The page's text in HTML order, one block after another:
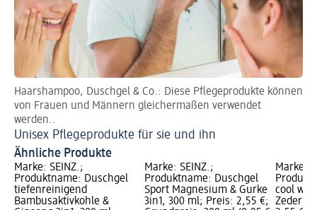
Haarshampoo, Duschgel & Co.: Diese Pflegeprodukte können
von Frauen und Männern gleichermaßen verwendet
werden..
Unisex Pflegeprodukte für sie und ihn
Ähnliche Produkte
Marke: SEINZ.;
Produktname: Duschgel
tiefenreinigend
Bambusaktivkohle &
Marke: SEINZ.;
Produktname: Duschgel
Sport Magnesium & Gurke
3in1, 300 ml; Preis: 2,55 €;
Marke:
cool